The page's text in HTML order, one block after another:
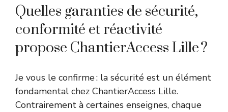
Quelles garanties de sécurité,
conformité et réactivité
propose ChantierAccess Lille ?
Je vous le confirme : la sécurité est un élément
fondamental chez ChantierAccess Lille.
Contrairement à certaines enseignes, chaque